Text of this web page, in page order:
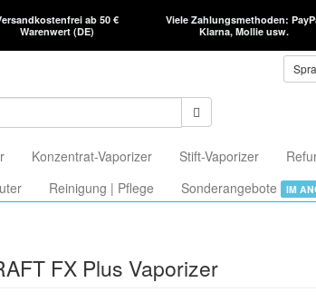
ab 50 €
Warenwert (DE)
Viele Zahlungsmethoden:
Klarna, Mollie usw.
Konzentrat-Vaporizer Stift-Vaporizer
Reinigung | Pflege Sonderangebote IM
FX Plus Vaporizer